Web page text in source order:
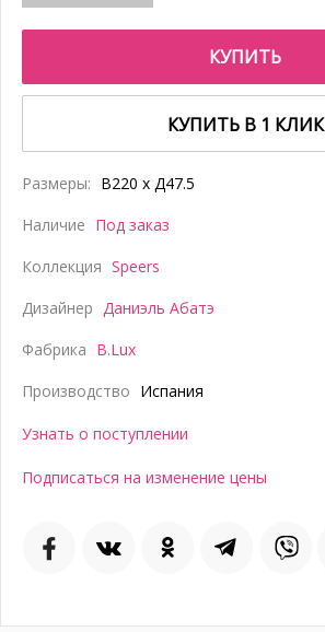
КУПИТЬ
КУПИТЬ В 1 КЛИК
Размеры: В220 x Д47.5
Наличие Под заказ
Коллекция Speers
Дизайнер Даниэль Абатэ
Фабрика B.Lux
Производство Испания
Узнать о поступлении
Подписаться на изменение цены